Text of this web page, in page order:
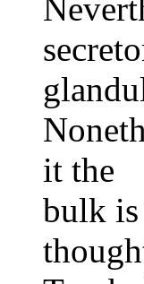
it the
bulk